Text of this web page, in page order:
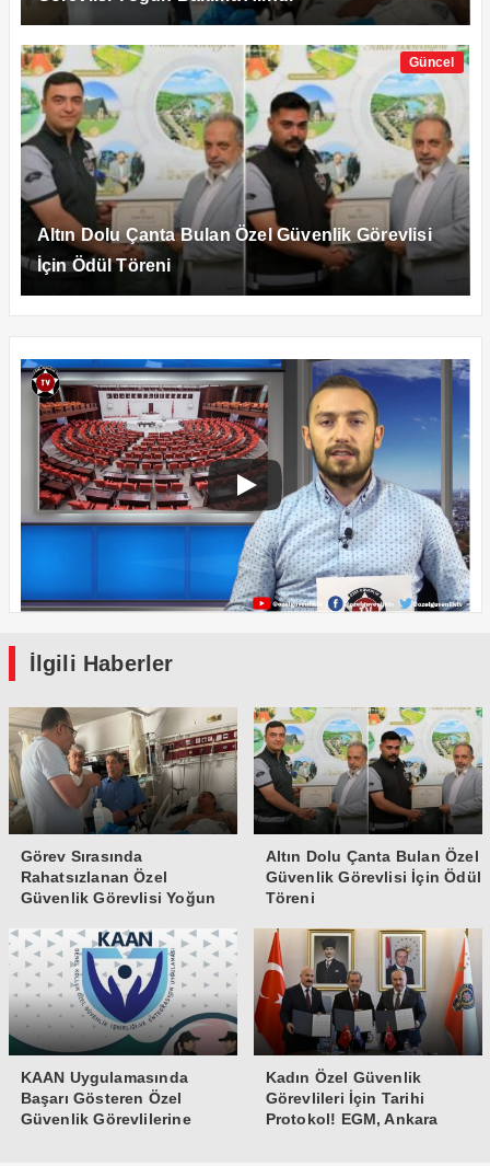
Güncel
Altın Dolu Çanta Bulan Özel Güvenlik Görevlisi
İçin Ödül Töreni
İlgili Haberler
Görev Sırasında
Rahatsızlanan Özel
Güvenlik Görevlisi Yoğun
Altın Dolu Çanta Bulan Özel
Güvenlik Görevlisi İçin Ödül
Töreni
KAAN Uygulamasında
Başarı Gösteren Özel
Güvenlik Görevlilerine
Kadın Özel Güvenlik
Görevlileri İçin Tarihi
Protokol! EGM, Ankara